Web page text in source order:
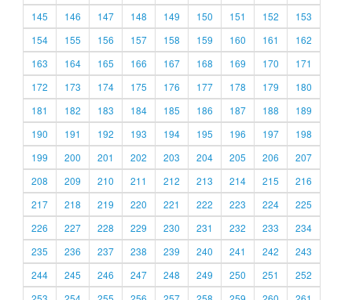
145
146 147 148 149 150 151 152
153
154
155 156 157 158 159 160 161
162
163
164 165 166 167 168 169 170
171
172
173 174 175 176 177 178 179
180
181
182 183 184 185 186 187 188
189
190
191 192 193 194 195 196 197
198
199
200 201 202 203 204 205 206
207
208
209 210 211 212 213 214 215
216
217
218 219 220 221 222 223 224
225
226
227 228 229 230 231 232 233
234
235
236 237 238 239 240 241 242
243
244
245 246 247 248 249 250 251
252